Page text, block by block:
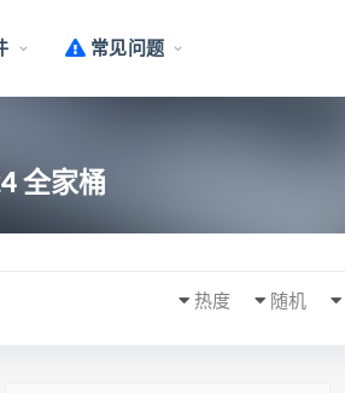
常见问题
全家桶
随机
热度